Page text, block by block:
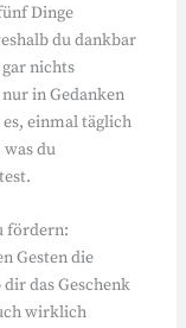
Dinge
du dankbar
nichts
in Gedanken
einmal täglich
du
fördern:
Gesten die
das Geschenk
wirklich